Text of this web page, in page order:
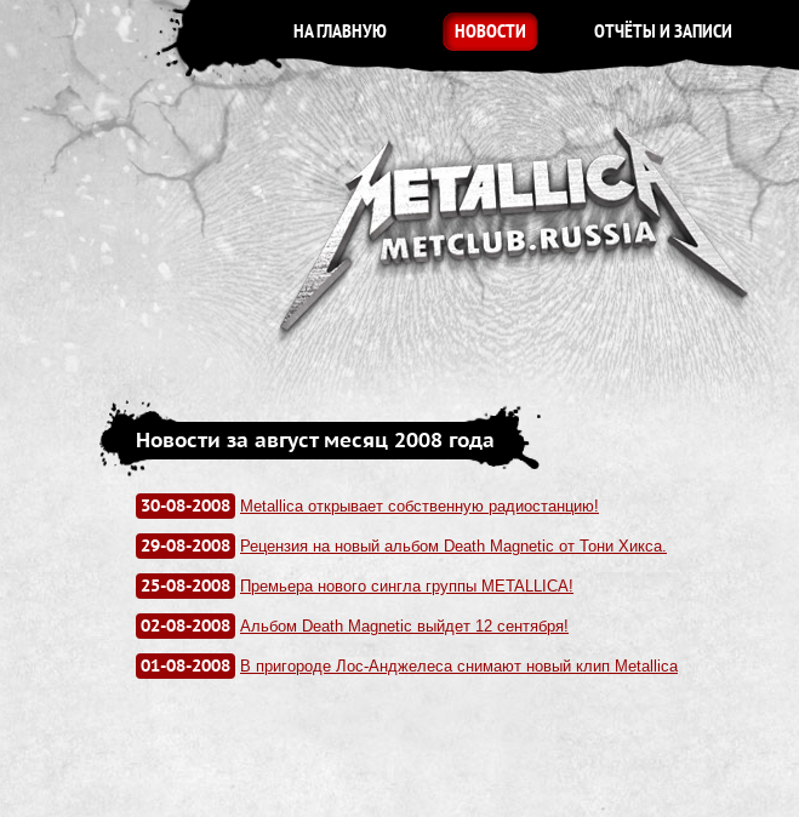
НА ГЛАВНУЮ НОВОСТИ ОТЧЁТЫ И ЗАПИСИ
Новости за август месяц 2008 года
30-08-2008 Metallica открывает собственную радиостанцию!
29-08-2008 Рецензия на новый альбом Death Magnetic от Тони Хикса.
25-08-2008 Премьера нового сингла группы METALLICA!
02-08-2008 Альбом Death Magnetic выйдет 12 сентября!
01-08-2008 В пригороде Лос-Анджелеса снимают новый клип Metallica